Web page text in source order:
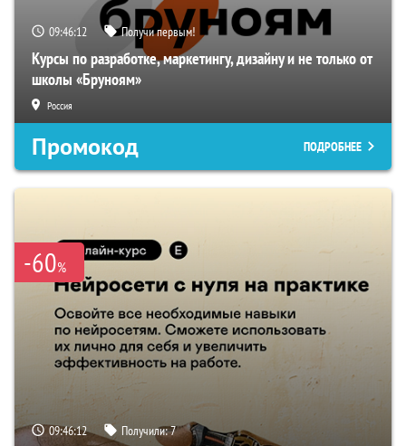
09:46:11 Получи первым!
Курсы по разработке, маркетингу, дизайну и не только от
школы «Бруноям»
Россия
Промокод ПОДРОБНЕЕ
-60%
09:46:11 Получили:7